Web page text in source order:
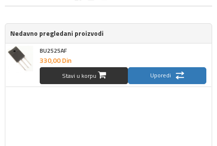
Nedavno pregledani proizvodi
BU2525AF
330,00Din
Stavi u korpu Uporedi